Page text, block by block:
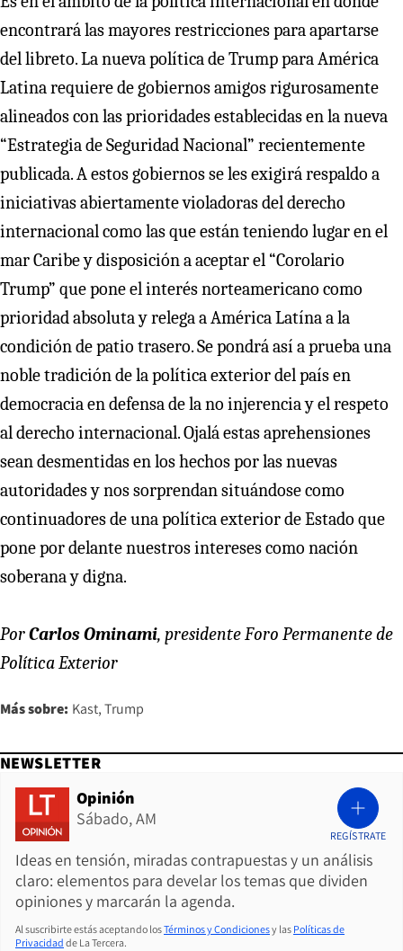
encontrará las mayores restricciones para apartarse
del libreto. La nueva política de Trump para América
Latina requiere de gobiernos amigos rigurosamente
alineados con las prioridades establecidas en la nueva
“Estrategia de Seguridad Nacional” recientemente
publicada. A estos gobiernos se les exigirá respaldo a
iniciativas abiertamente violadoras del derecho
internacional como las que están teniendo lugar en el
mar Caribe y disposición a aceptar el “Corolario
Trump” que pone el interés norteamericano como
prioridad absoluta y relega a América Latína a la
condición de patio trasero. Se pondrá así a prueba una
noble tradición de la política exterior del país en
democracia en defensa de la no injerencia y el respeto
al derecho internacional. Ojalá estas aprehensiones
sean desmentidas en los hechos por las nuevas
autoridades y nos sorprendan situándose como
continuadores de una política exterior de Estado que
pone por delante nuestros intereses como nación
soberana y digna.
PorCarlos Ominami, presidente Foro Permanente de
Política Exterior
Más sobre: Kast Trump
NEWSLETTER
Opinión
Sábado, AM
Ideas en tensión, miradas contrapuestas y un análisis
claro: elementos para develar los temas que dividen
opiniones y marcarán la agenda.
REGÍSTRATE
Al suscribirte estás aceptando losTérminos y Condicionesy las Políticas de
Privacidad de La Tercera.